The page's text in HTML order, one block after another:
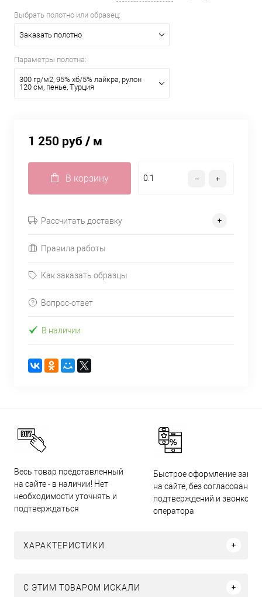
Выбрать полотно или образец:
Заказать полотно
Параметры полотна:
300 гр/м2, 95% хб/5% лайкра, рулон
120 см, пенье, Турция
1 250 руб/ м
В корзину
Рассчитать доставку
Правила работы
Как заказать образцы
Вопрос-ответ
В наличии
Весь товар представленный
на сайте - в наличии! Нет
необходимости уточнять и
подтверждаться
Быстрое оформление
на сайте, без согласований,
подтверждений и звонков
оператора
ХАРАКТЕРИСТИКИ
C ЭТИМ ТОВАРОМ ИСКАЛИ